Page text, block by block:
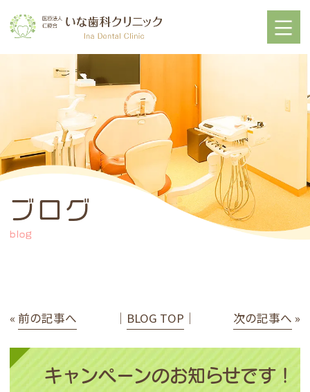
ブログ
blog
« 前の記事へ │ BLOG TOP │ 次の記事へ »
キャンペーンのお知らせです！